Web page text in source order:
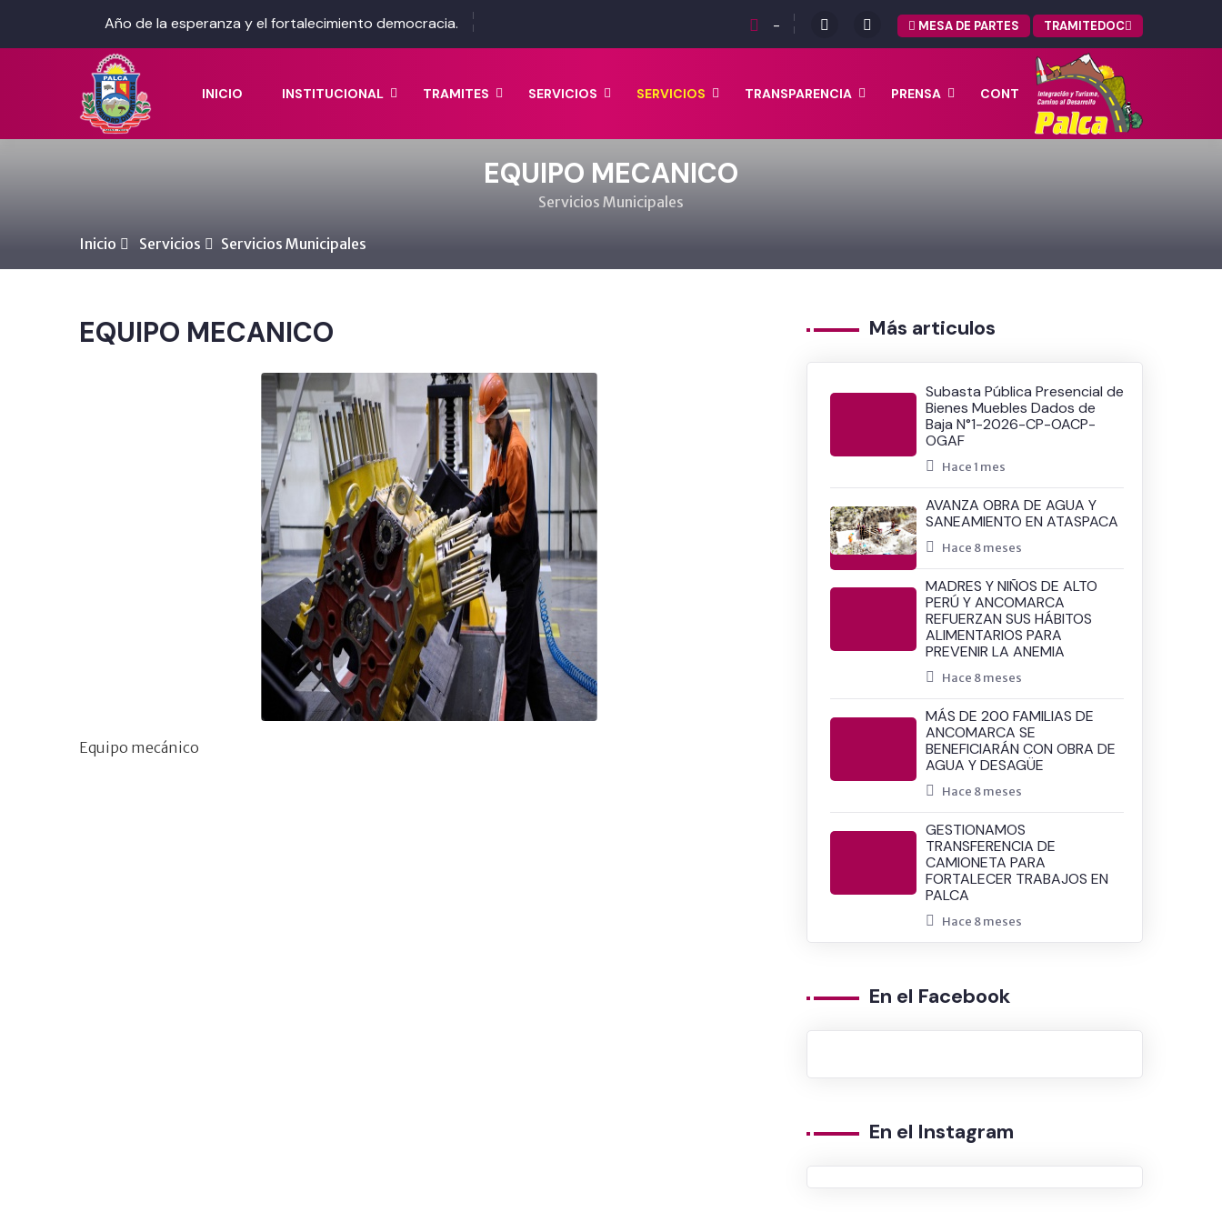
Año de la esperanza y el fortalecimiento democracia. - MESA DE PARTES TRAMITEDOC
INICIO INSTITUCIONAL TRAMITES SERVICIOS SERVICIOS TRANSPARENCIA PRENSA CONT
EQUIPO MECANICO
Servicios Municipales
Inicio Servicios Servicios Municipales
EQUIPO MECANICO
Equipo mecánico
Más articulos
Subasta Pública Presencial de
Bienes Muebles Dados de
Baja N°1-2026-CP-OACP-
OGAF
Hace 1 mes
AVANZA OBRA DE AGUA Y
SANEAMIENTO EN ATASPACA
Hace 8 meses
MADRES Y NIÑOS DE ALTO
PERÚ Y ANCOMARCA
REFUERZAN SUS HÁBITOS
ALIMENTARIOS PARA
PREVENIR LA ANEMIA
Hace 8 meses
MÁS DE 200 FAMILIAS DE
ANCOMARCA SE
BENEFICIARÁN CON OBRA DE
AGUA Y DESAGÜE
Hace 8 meses
GESTIONAMOS
TRANSFERENCIA DE
CAMIONETA PARA
FORTALECER TRABAJOS EN
PALCA
Hace 8 meses
En el Facebook
En el Instagram